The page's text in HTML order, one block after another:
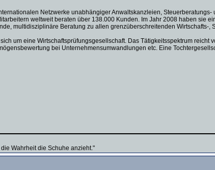
Netzwerke unabhängiger Anwaltskanzleien,
weltweit beraten über 138.000 Kunden. Im Jahr 2008 haben sie
multidisziplinäre Beratung zu allen grenzüberschreitenden Wirtschafts-,
um eine Wirtschaftsprüfungsgesellschaft. Das Tätigkeitsspektrum
bei Unternehmensumwandlungen etc. Eine
Wahrheit die Schuhe anzieht."